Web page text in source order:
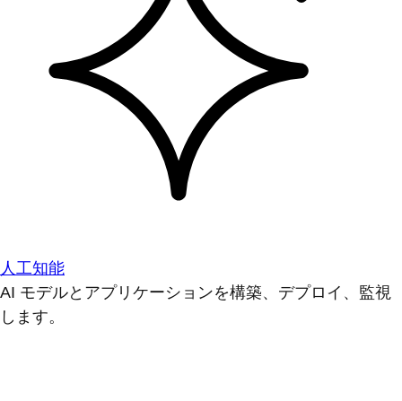
人工知能
AI モデルとアプリケーションを構築、デプロイ、監視
します。